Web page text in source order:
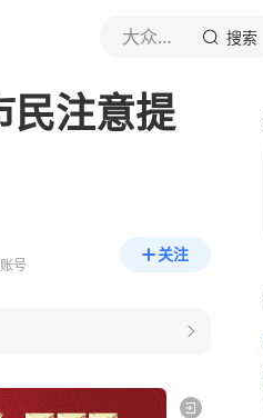
大众网滨州 搜索
民注意提
号
关注